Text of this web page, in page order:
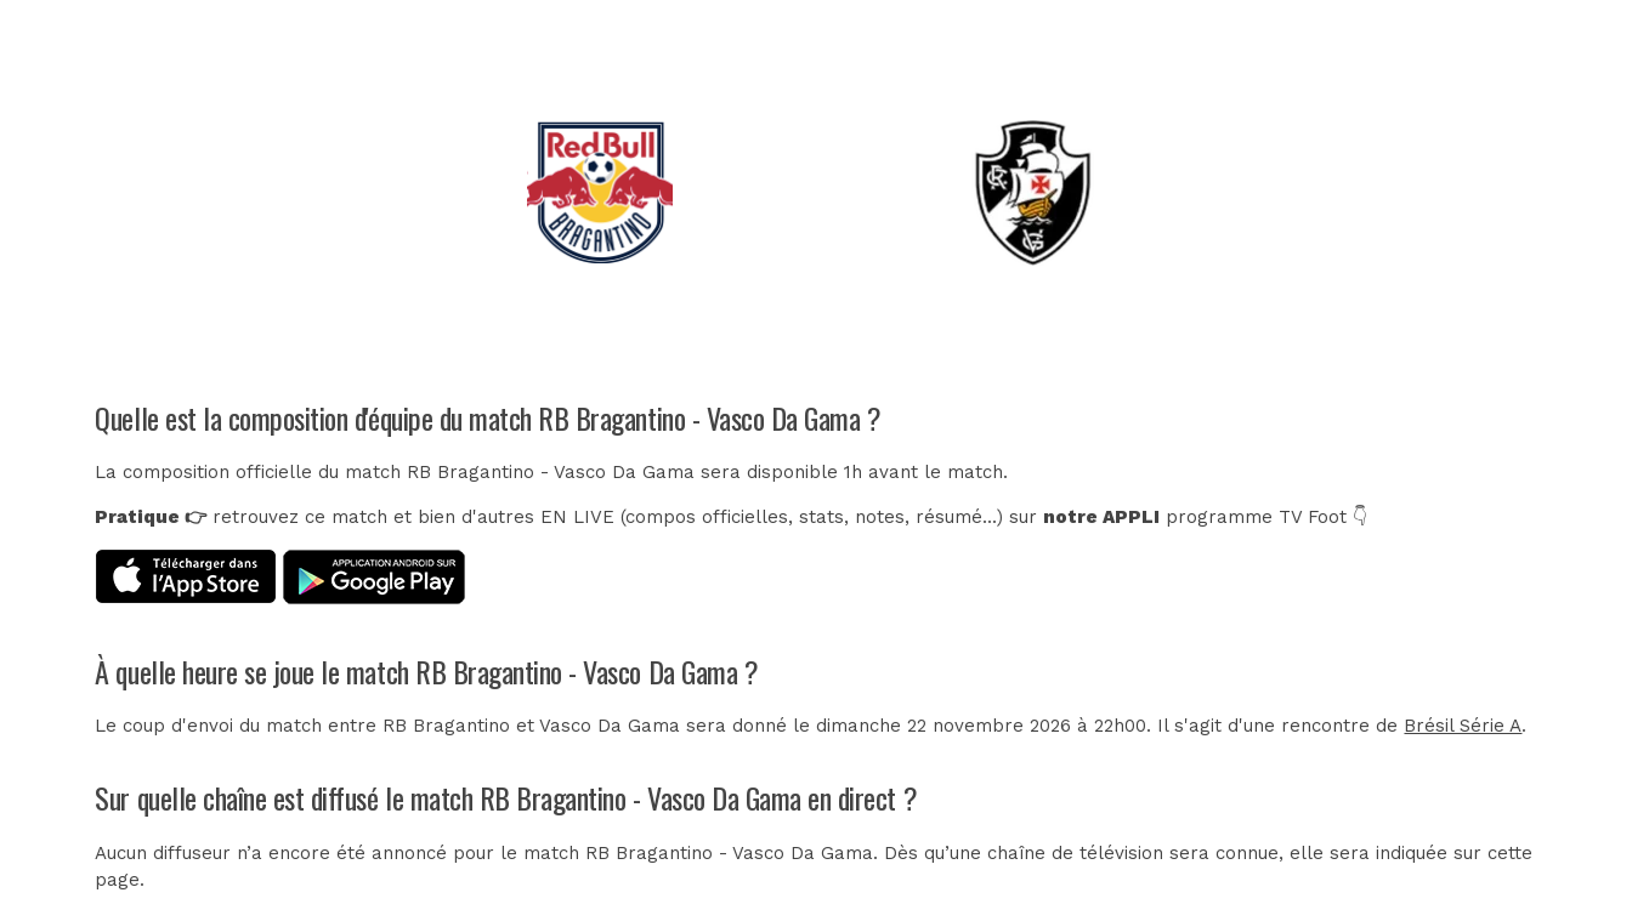
Quelle est la composition d'équipe du match RB Bragantino - Vasco Da Gama ?
La composition officielle du match RB Bragantino - Vasco Da Gama sera disponible 1h avant le match.
Pratique 👉retrouvez ce match et bien d'autres EN LIVE (compos officielles, stats, notes, résumé...) sur notre APPLI programme TV Foot 👇
À quelle heure se joue le match RB Bragantino - Vasco Da Gama ?
Le coup d'envoi du match entre RB Bragantino et Vasco Da Gama sera donné le dimanche 22 novembre 2026 à 22h00. Il s'agit d'une rencontre de Brésil Série A.
Sur quelle chaîne est diffusé le match RB Bragantino - Vasco Da Gama en direct ?
Aucun diffuseur n’a encore été annoncé pour le match RB Bragantino - Vasco Da Gama. Dès qu’une chaîne de télévision sera connue, elle sera indiquée sur cette
page.